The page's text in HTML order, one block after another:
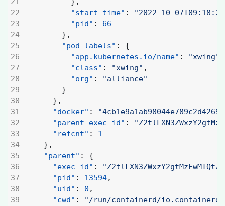
24
34
"start_time" :
"2022-10-
"pid" :
66
},
"pod_labels" :
{
"app.kubernetes.io/name" : "xwing"
"class" : "xwing" ,
"org" :
"alliance"
}
},
"docker" :
"parent_exec_id" :
"refcnt" :
1
},
"parent" :
{
"exec_id" :
"pid" : 13594,
"uid" : 0 ,
"cwd" :
"/run/containerd/